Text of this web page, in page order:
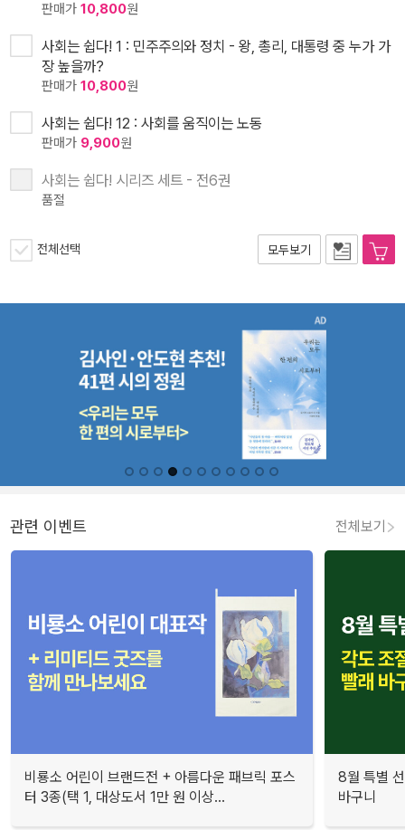
판매가 10,800원
사회는 쉽다! 1 : 민주주의와 정치 - 왕, 총리, 대통령 중 누가 가
장 높을까?
판매가 10,800원
사회는 쉽다! 12 : 사회를 움직이는 노동
판매가 9,900원
사회는 쉽다! 시리즈 세트 - 전6권
품절
전체선택 모두보기
관련 이벤트 전체보기
비룡소 어린이 브랜드전 + 아름다운 패브릭 포스
터 3종(택 1, 대상도서 1만 원 이상...
8월 특별
바구니